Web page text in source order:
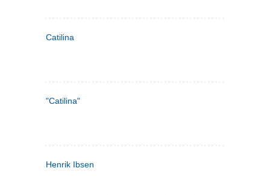
Catilina
"Catilina"
Henrik Ibsen